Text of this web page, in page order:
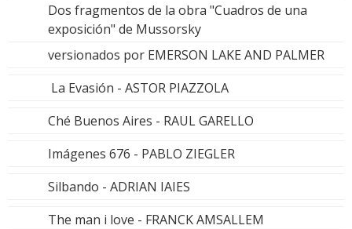
Dos fragmentos de la obra "Cuadros de una
exposición" de Mussorsky
versionados por EMERSON LAKE AND PALMER
La Evasión - ASTOR PIAZZOLA
Ché Buenos Aires - RAUL GARELLO
Imágenes 676 - PABLO ZIEGLER
Silbando - ADRIAN IAIES
The man i love - FRANCK AMSALLEM